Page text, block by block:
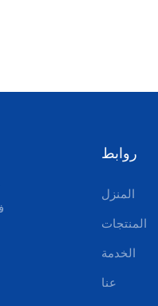
روابط
المنزل
المنتجات
الخدمة
عنا